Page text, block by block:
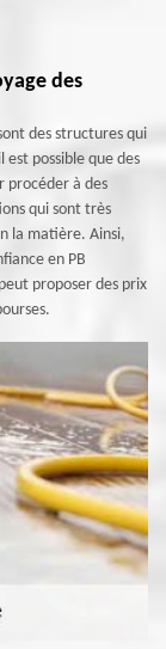
des
des structures qui
possible que des
procéder à des
qui sont très
la matière. Ainsi,
en PB
proposer des prix